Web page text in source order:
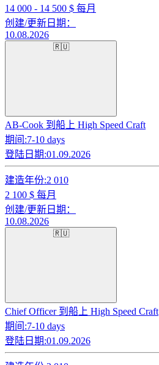
14 000 - 14 500 $ 每月
创建/更新日期：
10.08.2026
🇷🇺
AB-Cook 到船上 High Speed Craft
期间:7-10 days
登陆日期:01.09.2026
建造年份:2 010
2 100 $ 每月
创建/更新日期：
10.08.2026
🇷🇺
Chief Officer 到船上 High Speed Craft
期间:7-10 days
登陆日期:01.09.2026